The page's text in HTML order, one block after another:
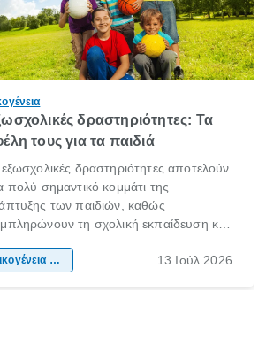
δραστηριότητες: Τα
τους για τα παιδιά
δραστηριότητες αποτελούν
πολύ σημαντικό κομμάτι της
των παιδιών, καθώς
τη σχολική εκπαίδευση και
προσωπικότητας, της κοινωνικότητας
οικογένεια & παιδί 13 Ιούλ 2026